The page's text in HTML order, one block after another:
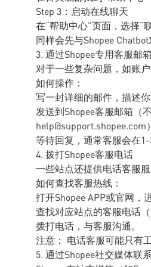
Step 3：启动在线聊天
在“帮助中心”页面，选择“
同样会先与Shopee
3. 通过Shopee专用客服邮
对于一些复杂问题，如账
如何操作：
写一封详细的邮件，描述
发送到Shopee客服邮箱（
help@support.shopee.com
等待回复，通常客服会在
4. 拨打Shopee客服电话
一些站点还提供电话客服
如何查找客服热线：
打开Shopee APP或官网，
查找对应站点的客服电话
拨打电话，与客服沟通。
注意： 电话客服可能只有
5. 通过Shopee社交媒体联系